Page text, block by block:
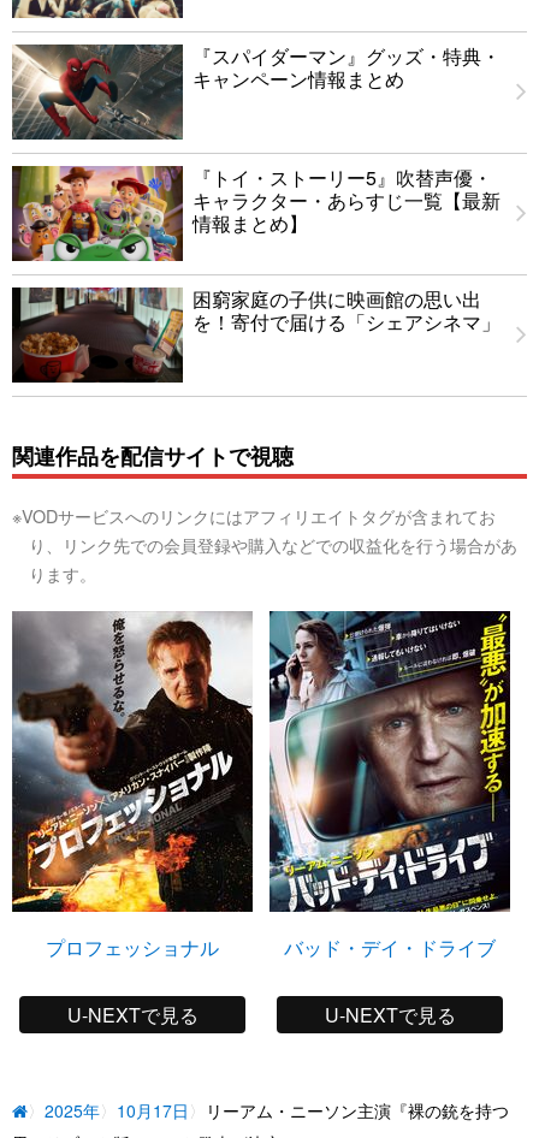
『スパイダーマン』グッズ・特典・
キャンペーン情報まとめ
『トイ・ストーリー5』吹替声優・
キャラクター・あらすじ一覧【最新
情報まとめ】
困窮家庭の子供に映画館の思い出
を！寄付で届ける「シェアシネマ」
関連作品を配信サイトで視聴
※VODサービスへのリンクにはアフィリエイトタグが含まれてお
り、リンク先での会員登録や購入などでの収益化を行う場合があ
ります。
プロフェッショナル
U-NEXTで見る
バッド・デイ・ドライブ
U-NEXTで見る
2025年 10月17日
リーアム・ニーソン主演『裸の銃を持つ